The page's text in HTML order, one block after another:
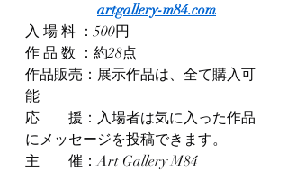
artgallery-m84.com
入 場 料 ：500円
作 品 数 ：約28点
作品販売：展示作品は、全て購入可
能
応　　援：入場者は気に入った作品
にメッセージを投稿できます。
主　　催：Art Gallery M84